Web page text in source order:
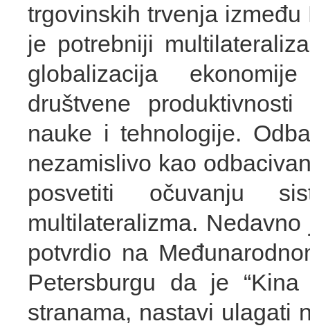
trgovinskih trvenja
je potrebniji
globalizacija
društvene
nauke i tehnologije.
nezamislivo kao
posvetiti očuvanju
multilateralizma.
potvrdio na
Petersburgu da je
stranama, nastavi ulagati